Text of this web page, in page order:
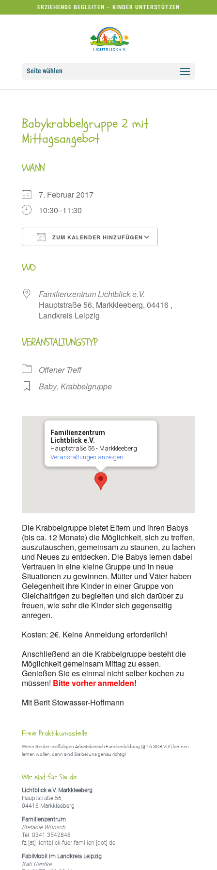
ERZIEHENDE BEGLEITEN – KINDER UNTERSTÜTZEN
Seite wählen
Babykrabbelgruppe 2 mit
Mittagsangebot
WANN
7. Februar 2017
10:30–11:30
ZUM KALENDER HINZUFÜGEN
WO
Familienzentrum Lichtblick e.V.
Hauptstraße 56, Markkleeberg, 04416 ,
Landkreis Leipzig
VERANSTALTUNGSTYP
Offener Treff
Baby, Krabbelgruppe
Familienzentrum
Lichtblick e.V.
Hauptstraße 56 - Markkleeberg
Veranstaltungen anzeigen
Die Krabbelgruppe bietet Eltern und ihren Babys
(bis ca. 12 Monate) die Möglichkeit, sich zu treffen,
auszutauschen, gemeinsam zu staunen, zu lachen
und Neues zu entdecken. Die Babys lernen dabei
Vertrauen in eine kleine Gruppe und in neue
Situationen zu gewinnen. Mütter und Väter haben
Gelegenheit ihre Kinder in einer Gruppe von
Gleichaltrigen zu begleiten und sich darüber zu
freuen, wie sehr die Kinder sich gegenseitig
anregen.
Kosten: 2€. Keine Anmeldung erforderlich!
Anschließend an die Krabbelgruppe besteht die
Möglichkeit gemeinsam Mittag zu essen.
Genießen Sie es einmal nicht selber kochen zu
müssen! Bitte vorher anmelden!
Mit Berit Stowasser-Hoffmann
Freie Praktikumsstelle
Wenn Sie den vielfältigen Arbeitsbereich Familienbildung (§ 16 SGB VIII) kennen
lernen wollen, dann sind Sie bei uns genau richtig!
Wir sind für Sie da
Lichtblick e.V. Markkleeberg
Hauptstraße 56,
04416 Markkleeberg
Familienzentrum
Stefanie Wünsch
Tel. 0341 3542848
fz [at] lichtblick-fuer-familien [dot] de
FabiMobil im Landkreis Leipzig
Kati Gantke